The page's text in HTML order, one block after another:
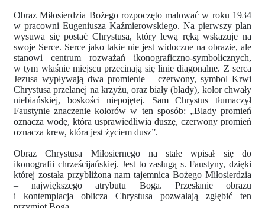
Obraz Miłosierdzia Bożego rozpoczęto malować w roku 1934
w pracowni Eugeniusza Kaźmierowskiego. Na pierwszy plan
wysuwa się postać Chrystusa, który lewą ręką wskazuje na
swoje Serce. Serce jako takie nie jest widoczne na obrazie, ale
stanowi centrum rozważań ikonograficzno-symbolicznych,
w tym właśnie miejscu przecinają się linie diagonalne. Z serca
Jezusa wypływają dwa promienie – czerwony, symbol Krwi
Chrystusa przelanej na krzyżu, oraz biały (blady), kolor chwały
niebiańskiej, boskości niepojętej. Sam Chrystus tłumaczył
Faustynie znaczenie kolorów w ten sposób: „Blady promień
oznacza wodę, która usprawiedliwia duszę, czerwony promień
oznacza krew, która jest życiem dusz”.
Obraz Chrystusa Miłosiernego na stałe wpisał się do
ikonografii chrześcijańskiej. Jest to zasługą s. Faustyny, dzięki
której została przybliżona nam tajemnica Bożego Miłosierdzia
– największego atrybutu Boga. Przesłanie obrazu
i kontemplacja oblicza Chrystusa pozwalają zgłębić ten